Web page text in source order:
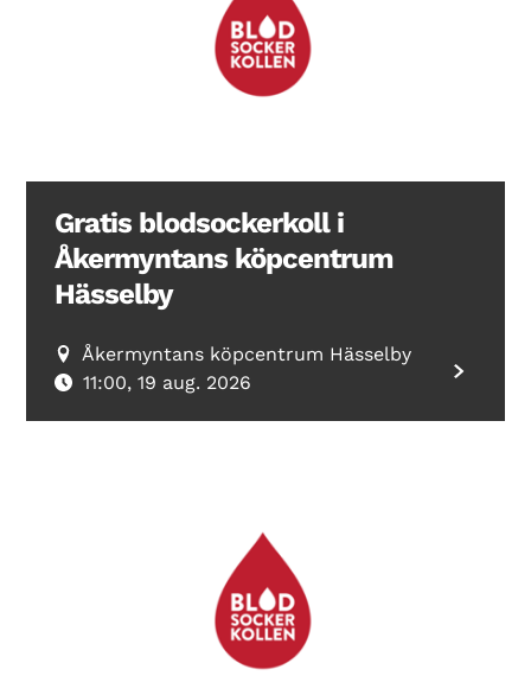
Gratis blodsockerkoll i
Åkermyntans köpcentrum
Hässelby
Åkermyntans köpcentrum Hässelby
11:00, 19 aug. 2026